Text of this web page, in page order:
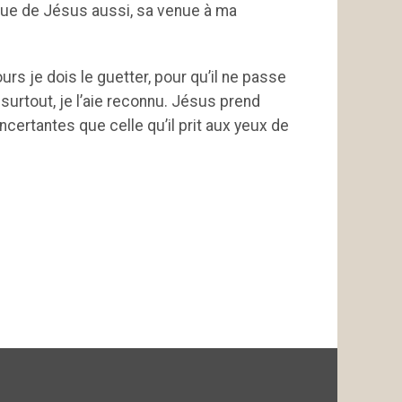
de Jésus aussi, sa venue à ma
je dois le guetter, pour qu’il ne passe
je l’aie reconnu. Jésus prend
que celle qu’il prit aux yeux de